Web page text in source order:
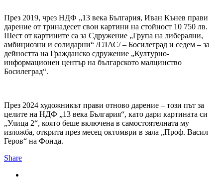
През 2019, чрез НДФ „13 века България, Иван Кънев прави
дарение от тринадесет свои картини на стойност 10 750 лв.
Шест от картините са за Сдружение „Група на либерални,
амбициозни и солидарни“ /ГЛАС/ – Босилеград и седем – за
дейността на Гражданско сдружение „Културно-
информационен център на българското малцинство
Босилеград“.
През 2024 художникът прави отново дарение – този път за
целите на НДФ „13 века България“, като дари картината си
„Улица 2“, която беше включена в самостоятелната му
изложба, открита през месец октомври в зала „Проф. Васил
Геров“ на Фонда.
Share